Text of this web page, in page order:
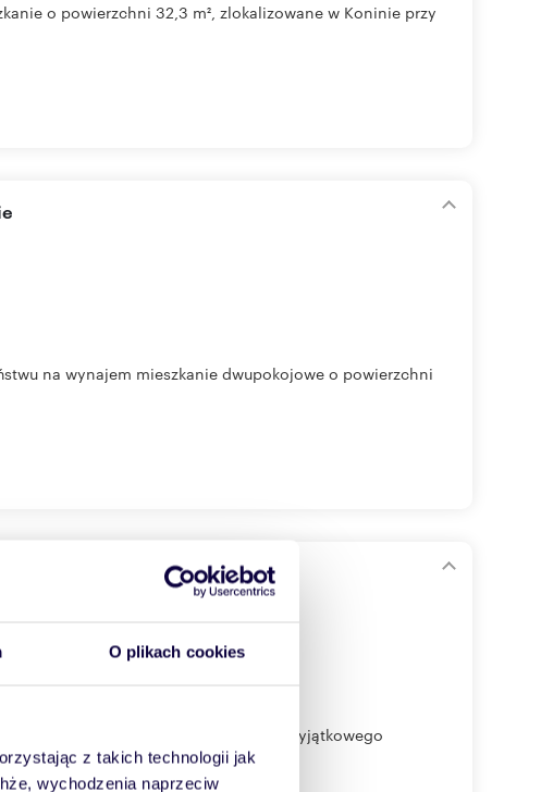
O plikach cookies
z takich technologii jak
wychodzenia naprzeciw
o powierzchni 32,3 m², zlokalizowane w Koninie przy
na wynajem mieszkanie dwupokojowe o powierzchni
do zapoznania się z ofertą wynajmu wyjątkowego